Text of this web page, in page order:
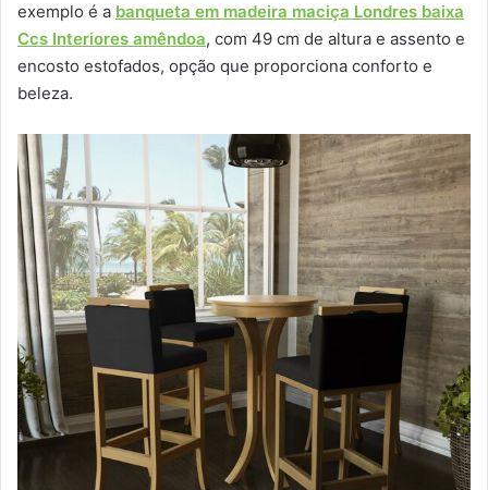
exemplo é a banqueta em madeira maciça Londres baixa
Ccs Interiores amêndoa, com 49 cm de altura e assento e
encosto estofados, opção que proporciona conforto e
beleza.